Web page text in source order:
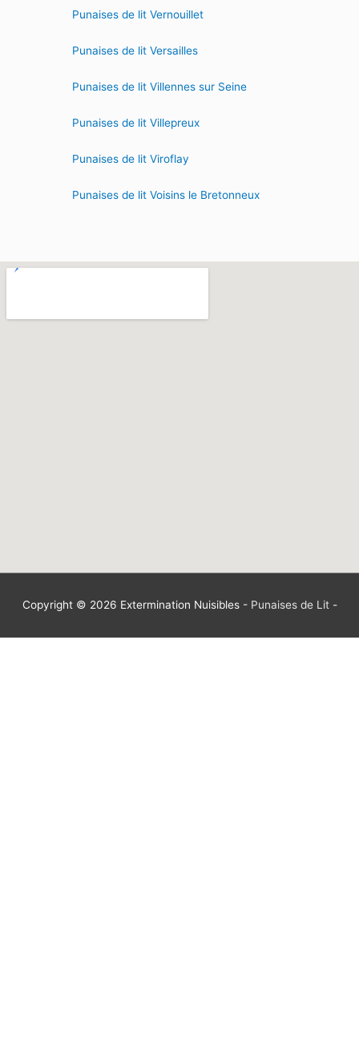
Punaises de lit Vernouillet
Punaises de lit Versailles
Punaises de lit Villennes sur Seine
Punaises de lit Villepreux
Punaises de lit Viroflay
Punaises de lit Voisins le Bretonneux
Copyright © 2026 Extermination Nuisibles- Punaises de Lit-